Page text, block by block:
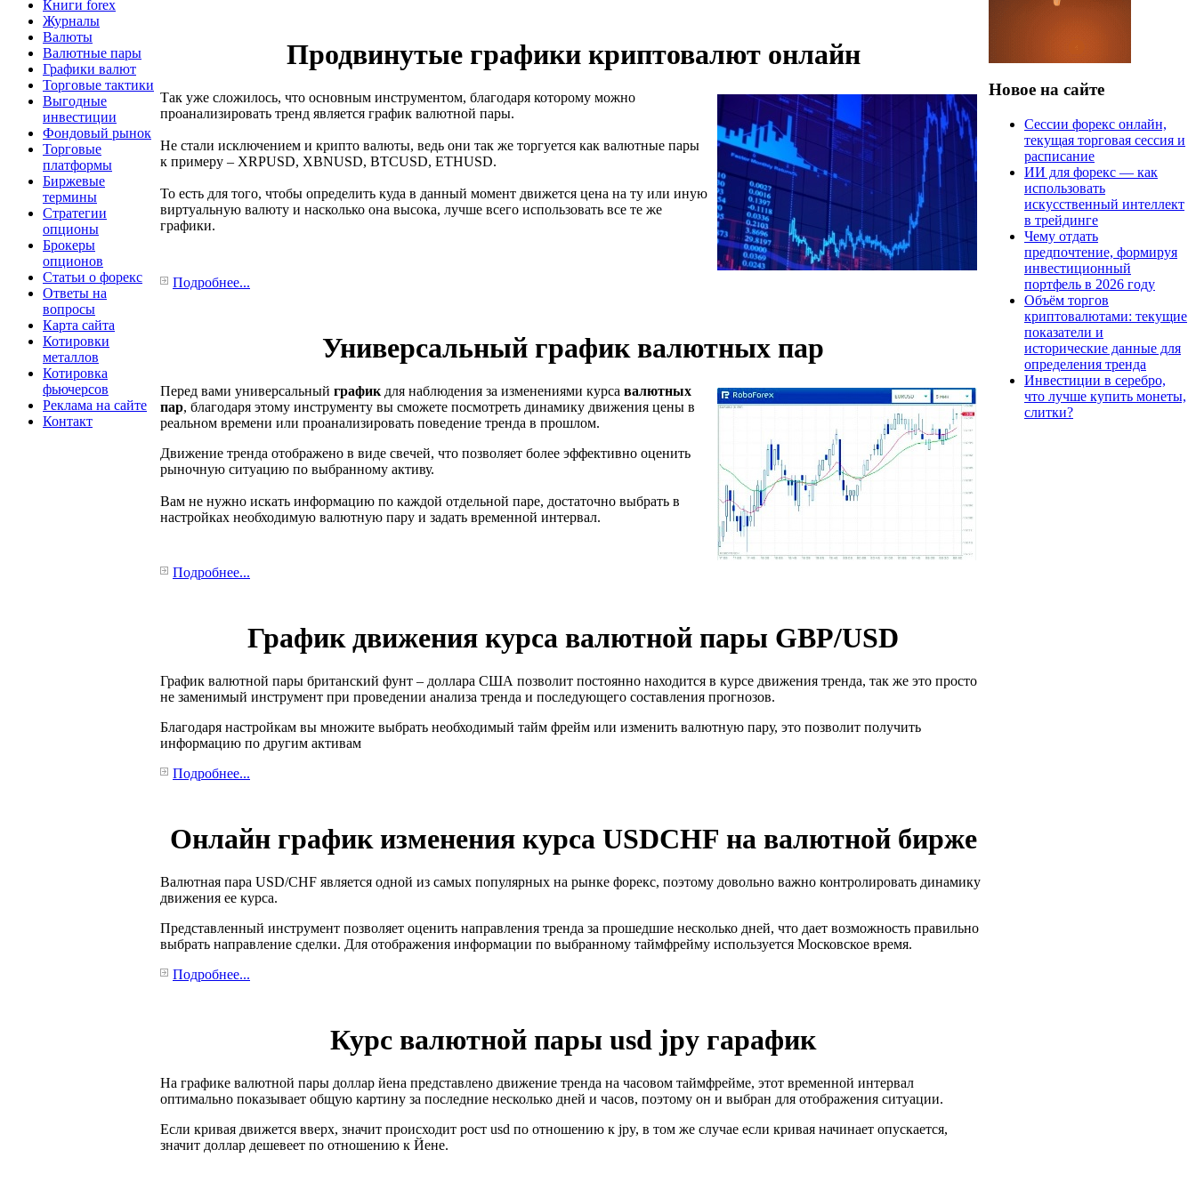
Книги forex
Журналы
Валюты
Валютные пары
Графики валют
Торговые тактики
Выгодные
инвестиции
Фондовый рынок
Торговые
платформы
Биржевые
термины
Стратегии
опционы
Брокеры
опционов
Статьи о форекс
Ответы на
вопросы
Карта сайта
Котировки
металлов
Котировка
фьючерсов
Реклама на сайте
Контакт
Продвинутые графики криптовалют онлайн
Так уже сложилось, что основным инструментом, благодаря которому можно
проанализировать тренд является график валютной пары.
Не стали исключением и крипто валюты, ведь они так же торгуется как валютные пары
к примеру – XRPUSD, XBNUSD, BTCUSD, ETHUSD.
То есть для того, чтобы определить куда в данный момент движется цена на ту или иную
виртуальную валюту и насколько она высока, лучше всего использовать все те же
графики.
Подробнее...
Универсальный график валютных пар
Перед вами универсальный график для наблюдения за изменениями курса валютных
пар, благодаря этому инструменту вы сможете посмотреть динамику движения цены в
реальном времени или проанализировать поведение тренда в прошлом.
Движение тренда отображено в виде свечей, что позволяет более эффективно оценить
рыночную ситуацию по выбранному активу.
Вам не нужно искать информацию по каждой отдельной паре, достаточно выбрать в
настройках необходимую валютную пару и задать временной интервал.
Подробнее...
График движения курса валютной пары GBP/USD
График валютной пары британский фунт – доллара США позволит постоянно находится в курсе движения тренда, так же это просто
не заменимый инструмент при проведении анализа тренда и последующего составления прогнозов.
Благодаря настройкам вы множите выбрать необходимый тайм фрейм или изменить валютную пару, это позволит получить
информацию по другим активам
Подробнее...
Онлайн график изменения курса USDCHF на валютной бирже
Валютная пара USD/CHF является одной из самых популярных на рынке форекс, поэтому довольно важно контролировать динамику
движения ее курса.
Представленный инструмент позволяет оценить направления тренда за прошедшие несколько дней, что дает возможность правильно
выбрать направление сделки. Для отображения информации по выбранному таймфрейму используется Московское время.
Подробнее...
Курс валютной пары usd jpy гарафик
На графике валютной пары доллар йена представлено движение тренда на часовом таймфрейме, этот временной интервал
оптимально показывает общую картину за последние несколько дней и часов, поэтому он и выбран для отображения ситуации.
Если кривая движется вверх, значит происходит рост usd по отношению к jpy, в том же случае если кривая начинает опускается,
значит доллар дешевеет по отношению к Йене.
Новое на сайте
Сессии форекс онлайн,
текущая торговая сессия и
расписание
ИИ для форекс — как
использовать
искусственный интеллект
в трейдинге
Чему отдать
предпочтение, формируя
инвестиционный
портфель в 2026 году
Объём торгов
криптовалютами: текущие
показатели и
исторические данные для
определения тренда
Инвестиции в серебро,
что лучше купить монеты,
слитки?